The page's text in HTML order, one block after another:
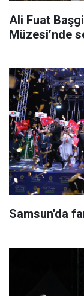
Ali Fuat
Müzesi’nde
Samsun'da